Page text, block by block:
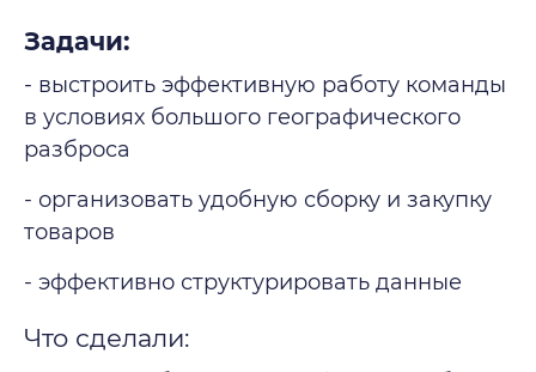
Задачи:
- выстроить эффективную работу команды
в условиях большого географического
разброса
- организовать удобную сборку и закупку
товаров
- эффективно структурировать данные
Что сделали: